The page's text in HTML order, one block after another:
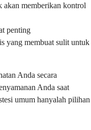
akan memberikan kontrol
penting
yang membuat sulit untuk
Anda secara
Anda saat
umum hanyalah pilihan